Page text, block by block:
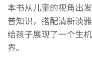
本书从儿童的视角出
普知识，搭配清新淡
给孩子展现了一个生
界。